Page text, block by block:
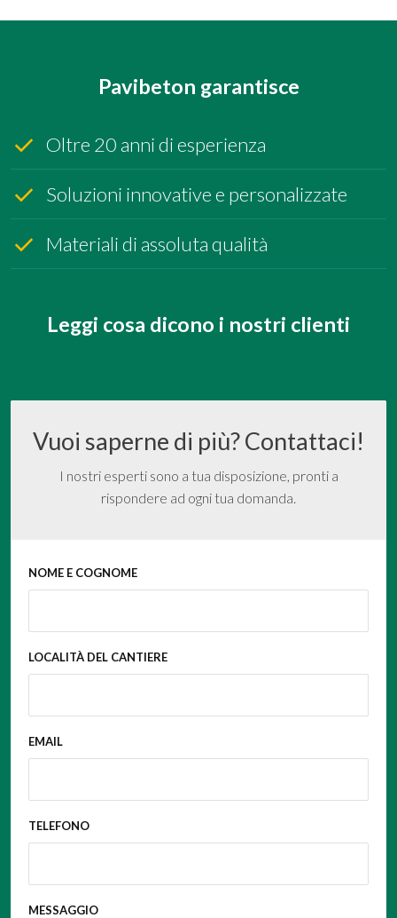
Vuoi saperne di più? Contattaci!
I nostri esperti sono a tua disposizione, pronti a
rispondere ad ogni tua domanda.
NOME E COGNOME
LOCALITÀ DEL CANTIERE
EMAIL
TELEFONO
MESSAGGIO
Pavibeton garantisce
Oltre 20 anni di esperienza
Soluzioni innovative e personalizzate
Materiali di assoluta qualità
Leggi cosa dicono i nostri clienti